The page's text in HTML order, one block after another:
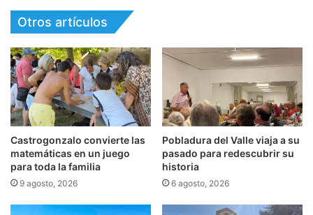
Otros artículos
Castrogonzalo convierte las
matemáticas en un juego
para toda la familia
9 agosto, 2026
Pobladura del Valle viaja a su
pasado para redescubrir su
historia
6 agosto, 2026